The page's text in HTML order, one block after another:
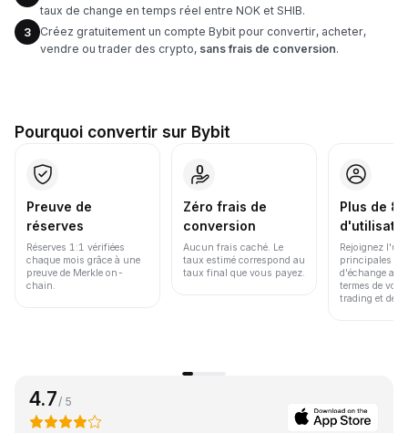
taux de change en temps réel entre NOK et SHIB.
3
Créez gratuitement un compte Bybit pour convertir, acheter,
vendre ou trader des crypto, sans frais de conversion.
Pourquoi convertir sur Bybit
Preuve de
réserves
Réserves 1:1 vérifiées
chaque mois grâce à une
preuve de Merkle on-
chain.
Zéro frais de
conversion
Aucun frais caché. Le
taux estimé correspond au
taux final que vous payez.
Plus de
Rejoignez
principales
d'échange au
termes de
trading et de
4.7 / 5